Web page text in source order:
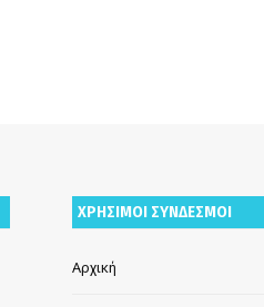
ΧΡΗΣΙΜΟΙ ΣΥΝΔΕΣΜΟΙ
Αρχική